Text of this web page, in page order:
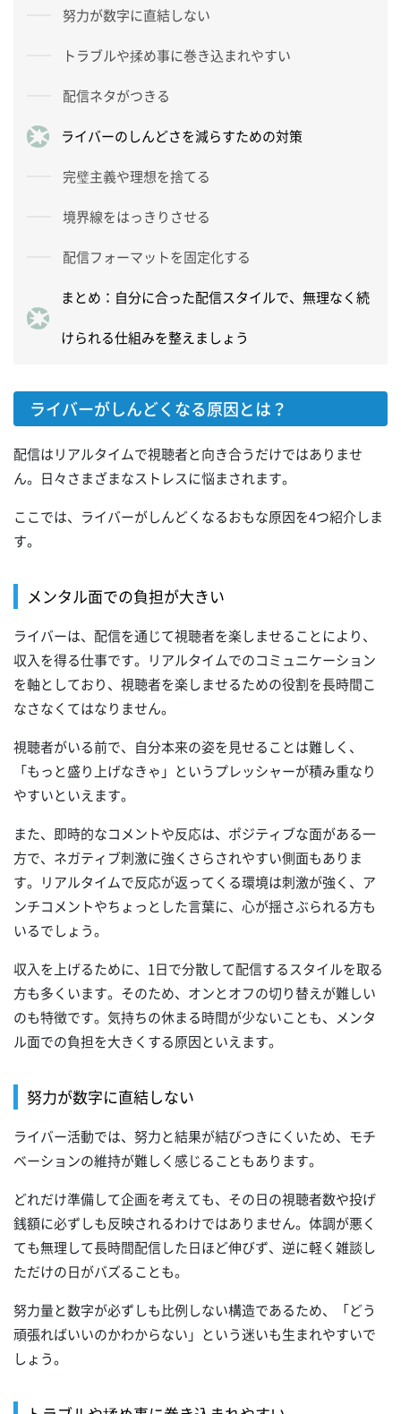
努力が数字に直結しない
トラブルや揉め事に巻き込まれやすい
配信ネタがつきる
ライバーのしんどさを減らすための対策
完璧主義や理想を捨てる
境界線をはっきりさせる
配信フォーマットを固定化する
まとめ：自分に合った配信スタイルで、無理なく続
けられる仕組みを整えましょう
ライバーがしんどくなる原因とは？
配信はリアルタイムで視聴者と向き合うだけではありませ
ん。日々さまざまなストレスに悩まされます。
ここでは、ライバーがしんどくなるおもな原因を4つ紹介しま
す。
メンタル面での負担が大きい
ライバーは、配信を通じて視聴者を楽しませることにより、
収入を得る仕事です。リアルタイムでのコミュニケーション
を軸としており、視聴者を楽しませるための役割を長時間こ
なさなくてはなりません。
視聴者がいる前で、自分本来の姿を見せることは難しく、
「もっと盛り上げなきゃ」というプレッシャーが積み重なり
やすいといえます。
また、即時的なコメントや反応は、ポジティブな面がある一
方で、ネガティブ刺激に強くさらされやすい側面もありま
す。リアルタイムで反応が返ってくる環境は刺激が強く、ア
ンチコメントやちょっとした言葉に、心が揺さぶられる方も
いるでしょう。
収入を上げるために、1日で分散して配信するスタイルを取る
方も多くいます。そのため、オンとオフの切り替えが難しい
のも特徴です。気持ちの休まる時間が少ないことも、メンタ
ル面での負担を大きくする原因といえます。
努力が数字に直結しない
ライバー活動では、努力と結果が結びつきにくいため、モチ
ベーションの維持が難しく感じることもあります。
どれだけ準備して企画を考えても、その日の視聴者数や投げ
銭額に必ずしも反映されるわけではありません。体調が悪く
ても無理して長時間配信した日ほど伸びず、逆に軽く雑談し
ただけの日がバズることも。
努力量と数字が必ずしも比例しない構造であるため、「どう
頑張ればいいのかわからない」という迷いも生まれやすいで
しょう。